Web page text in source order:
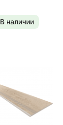
В наличии